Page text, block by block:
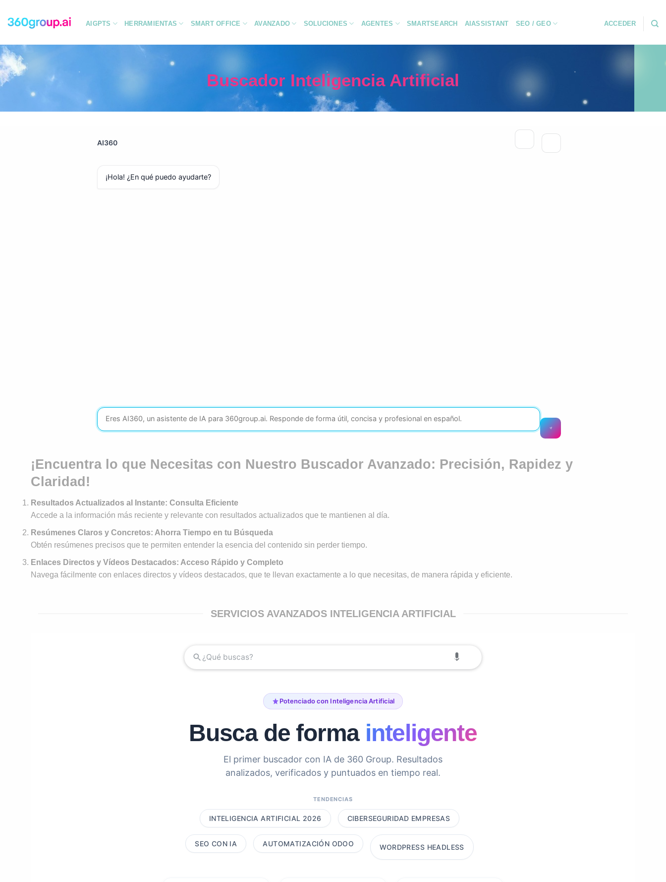
contenido
AIGPTS HERRAMIENTAS SMART OFFICE AVANZADO SOLUCIONES AGENTES SMARTSEARCH AIASSISTANT SEO / GEO ACCEDER
Buscador Inteligencia Artificial
AI360
¡Hola! ¿En qué puedo ayudarte?
¡Encuentra lo que Necesitas con Nuestro Buscador Avanzado: Precisión, Rapidez y
Claridad!
Resultados Actualizados al Instante: Consulta Eficiente
Accede a la información más reciente y relevante con resultados actualizados que te mantienen al día.
Resúmenes Claros y Concretos: Ahorra Tiempo en tu Búsqueda
Obtén resúmenes precisos que te permiten entender la esencia del contenido sin perder tiempo.
Enlaces Directos y Vídeos Destacados: Acceso Rápido y Completo
Navega fácilmente con enlaces directos y vídeos destacados, que te llevan exactamente a lo que necesitas, de manera rápida y eficiente.
SERVICIOS AVANZADOS INTELIGENCIA ARTIFICIAL
Potenciado con Inteligencia Artificial
Busca de forma inteligente
El primer buscador con IA de 360 Group. Resultados
analizados, verificados y puntuados en tiempo real.
TENDENCIAS
INTELIGENCIA ARTIFICIAL 2026 CIBERSEGURIDAD EMPRESAS
SEO CON IA AUTOMATIZACIÓN ODOO WORDPRESS HEADLESS